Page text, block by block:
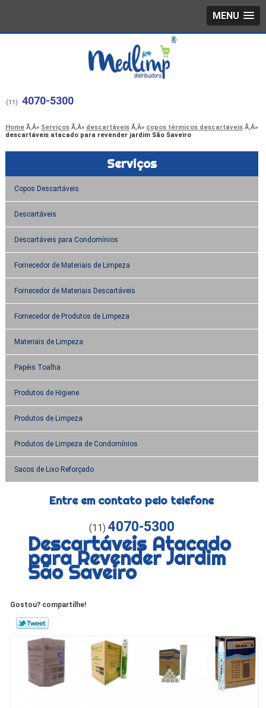
MENU
(11) 4070-5300
Home Serviços descartáveis
copos térmicos descartáveis
descartáveis atacado para revender jardim São Saveiro
Serviços
Copos Descartáveis
Descartáveis
Descartáveis para Condomínios
Fornecedor de Materiais de Limpeza
Fornecedor de Materiais Descartáveis
Fornecedor de Produtos de Limpeza
Materiais de Limpeza
Papéis Toalha
Produtos de Higiene
Produtos de Limpeza
Produtos de Limpeza de Condomínios
Sacos de Lixo Reforçado
Entre em contato pelo telefone
(11) 4070-5300
Descartáveis Atacado
para Revender Jardim
São Saveiro
Gostou? compartilhe!